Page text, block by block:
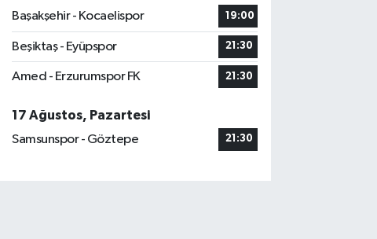
Başakşehir - Kocaelispor
19:00
Beşiktaş - Eyüpspor 21:30
Amed - Erzurumspor FK 21:30
17 Ağustos, Pazartesi
Samsunspor - Göztepe
21:30